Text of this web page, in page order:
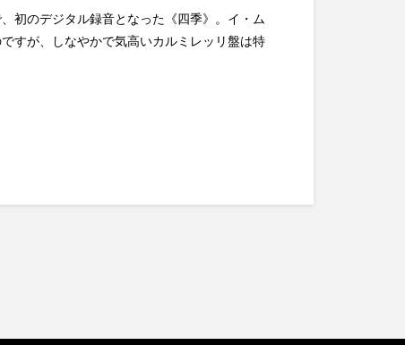
初のデジタル録音となった《四季》。イ・ム
すが、しなやかで気高いカルミレッリ盤は特